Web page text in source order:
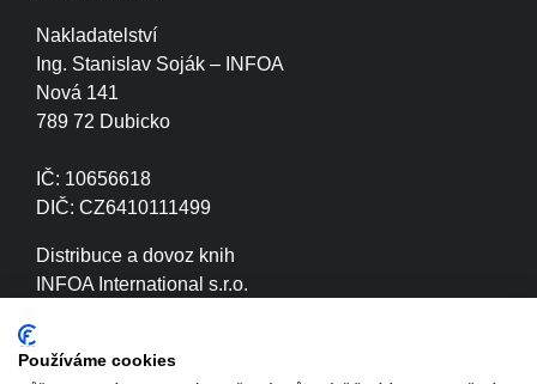
Nakladatelství
Ing. Stanislav Soják – INFOA
Nová 141
789 72 Dubicko
IČ: 10656618
DIČ: CZ6410111499
Distribuce a dovoz knih
INFOA International s.r.o.
Používáme cookies